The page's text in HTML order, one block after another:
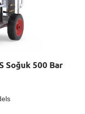
Soğuk 500 Bar